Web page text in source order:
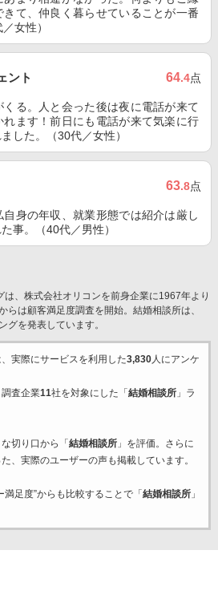
て、仲良く暮らせていることが一番
女性）
ント 64.4点
る。人と会った後は夜に電話が来て
れます！前日にも電話が来て気楽に行
した。（30代／女性）
63.8点
身の年収、就業形態では紹介は厳し
事。（40代／男性）
は、株式会社オリコンを前身企業に1967年より
らは顧客満足度調査を開始。結婚相談所は、
グを発表しています。
実際にサービスを利用した3,830人にアンケ
査企業11社を対象にした「 結婚相談所」ラ
切り口から「 結婚相談所」を評価。さらに
、実際のユーザーの声も掲載しています。
足度”からも比較することで「 結婚相談所」